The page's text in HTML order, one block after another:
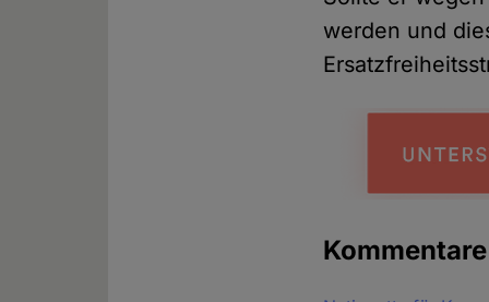
werden und
Kommentare